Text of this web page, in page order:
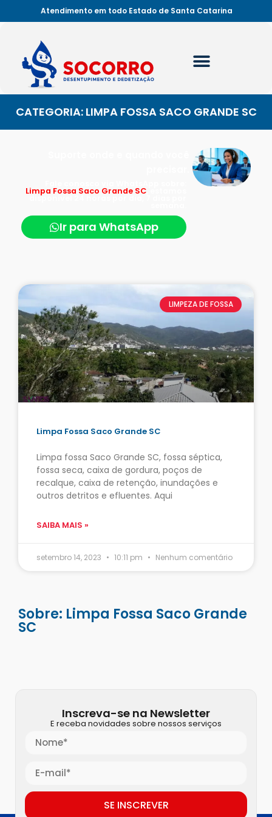
Atendimento em todo Estado de Santa Catarina
CATEGORIA: LIMPA FOSSA SACO GRANDE SC
Limpa Fossa Saco Grande SC
disponível 24 horas por dia, 7 dias por
Ir para WhatsApp
LIMPEZA DE FOSSA
Limpa Fossa Saco Grande SC
Limpa fossa Saco Grande SC, fossa séptica,
fossa seca, caixa de gordura, poços de
recalque, caixa de retenção, inundações e
outros detritos e efluentes. Aqui
SAIBA MAIS »
setembro 14, 2023 10:11 pm Nenhum comentário
Sobre: Limpa Fossa Saco Grande
SC
Inscreva-se na Newsletter
E receba novidades sobre nossos serviços
SE INSCREVER